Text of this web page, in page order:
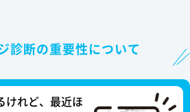
診断の重要性について
けれど、最近ほ